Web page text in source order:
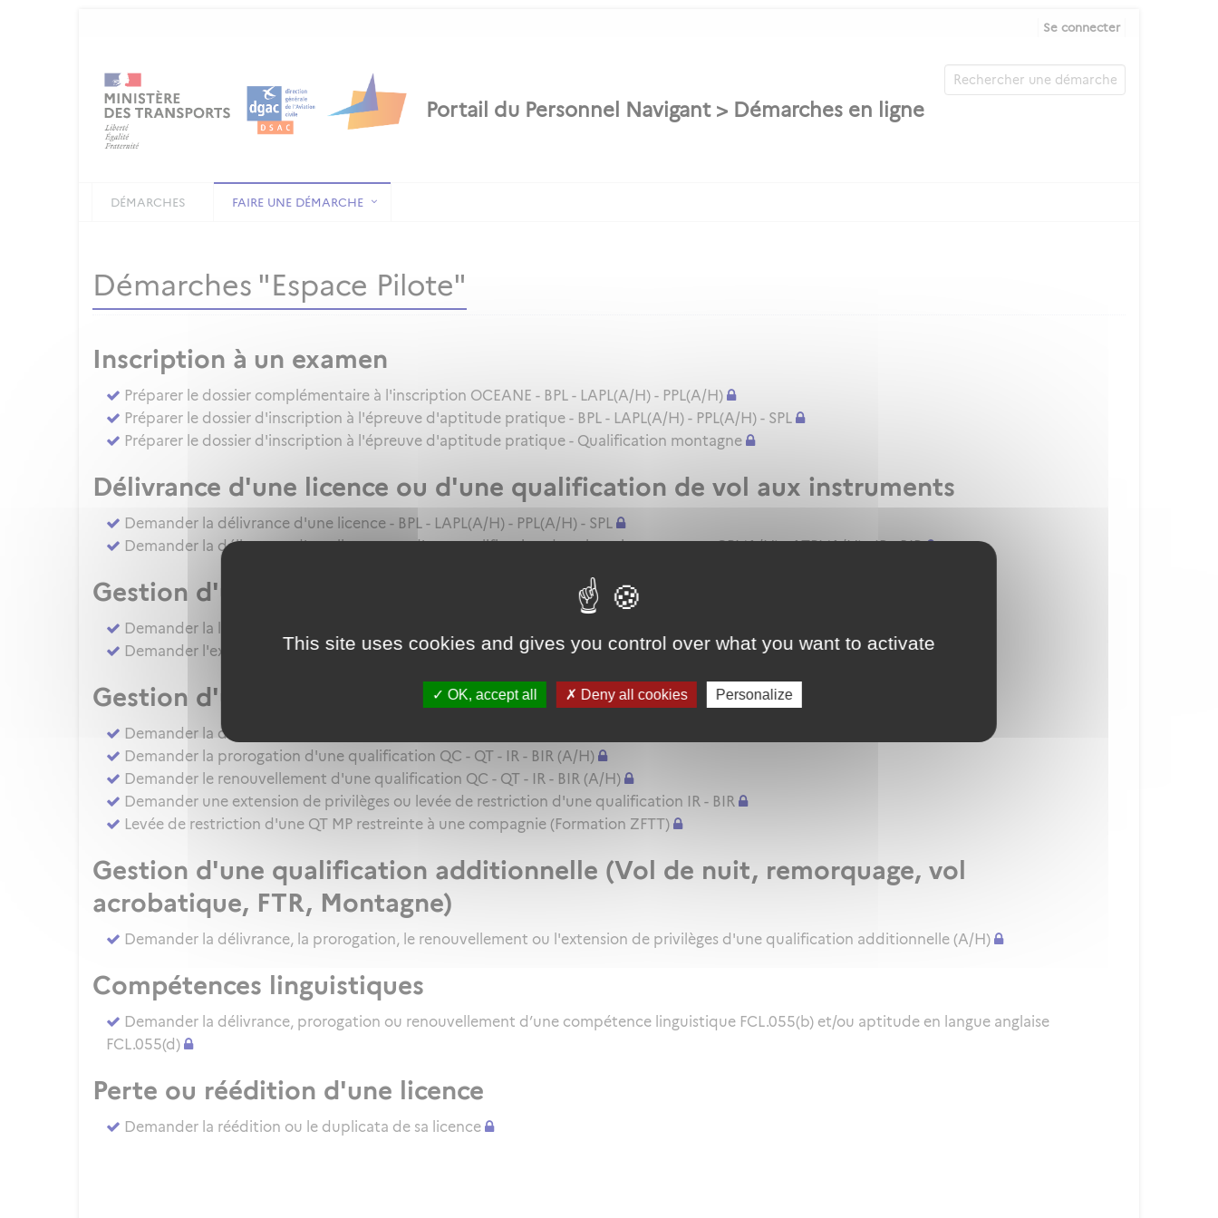
This site uses cookies and gives you control over what you want to activate
OK, accept all Deny all cookies Personalize
Se connecter
DÉMARCHES FAIRE UNE DÉMARCHE
Démarches "Espace Pilote"
Inscription à un examen
Préparer le dossier complémentaire à l'inscription OCEANE - BPL - LAPL(A/H) - PPL(A/H)
Préparer le dossier d'inscription à l'épreuve d'aptitude pratique - BPL - LAPL(A/H) - PPL(A/H) - SPL
Préparer le dossier d'inscription à l'épreuve d'aptitude pratique - Qualification montagne
Délivrance d'une licence ou d'une qualification de vol aux instruments
Demander la délivrance d'une licence - BPL - LAPL(A/H) - PPL(A/H) - SPL
Demander la délivrance d'une licence ou d'une qualification de vol aux instruments - CPL(A/H) - ATPL(A/H) - IR - BIR
Gestion d'une licence
Demander la levée de restriction d'une licence - LAPL(A) - SPL
Demander l'extension de privilèges d'une licence - BPL - SPL
Gestion d'une qualification (QC/QT/IR)
Demander la délivrance d'une QC - QT(A/H)
Demander la prorogation d'une qualification QC - QT - IR - BIR (A/H)
Demander le renouvellement d'une qualification QC - QT - IR - BIR (A/H)
Demander une extension de privilèges ou levée de restriction d'une qualification IR - BIR
Levée de restriction d'une QT MP restreinte à une compagnie (Formation ZFTT)
Gestion d'une qualification additionnelle (Vol de nuit, remorquage, vol
acrobatique, FTR, Montagne)
Demander la délivrance, la prorogation, le renouvellement ou l'extension de privilèges d'une qualification additionnelle (A/H)
Compétences linguistiques
Demander la délivrance, prorogation ou renouvellement d’une compétence linguistique FCL.055(b) et/ou aptitude en langue anglaise
FCL.055(d)
Perte ou réédition d'une licence
Demander la réédition ou le duplicata de sa licence